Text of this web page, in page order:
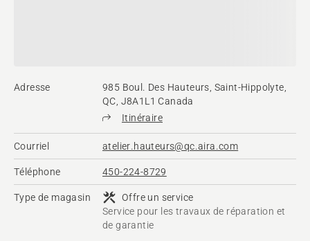
Adresse
985 Boul. Des Hauteurs, Saint-Hippolyte,
QC, J8A1L1 Canada
Itinéraire
Courriel atelier.hauteurs@qc.aira.com
Téléphone 450-224-8729
Type de magasin
Offre un service
Service pour les travaux de réparation et
de garantie